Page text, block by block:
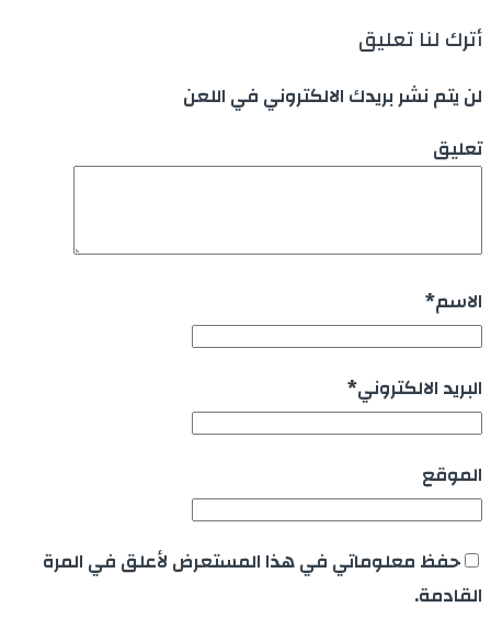
أترك لنا تعليق
لن يتم نشر بريدك الالكتروني في اللعن
تعليق
الاسم*
البريد الالكتروني*
الموقع
حفظ معلوماتي في هذا المستعرض لأعلق في المرة
القادمة.